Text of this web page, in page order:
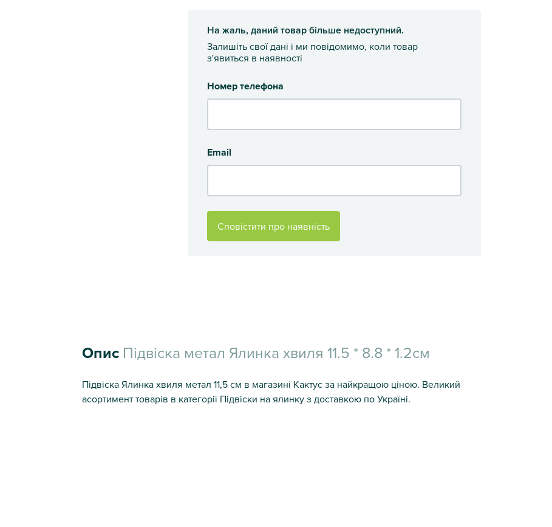
На жаль, даний товар більше недоступний.
Залишіть свої дані і ми повідомимо, коли товар
з'явиться в наявності
Номер телефона
Email
Сповістити про наявність
Опис Підвіска метал Ялинка хвиля 11.5 * 8.8 * 1.2см
Підвіска Ялинка хвиля метал 11,5 см в магазині Кактус за найкращою ціною. Великий
асортимент товарів в категорії Підвіски на ялинку з доставкою по Україні.